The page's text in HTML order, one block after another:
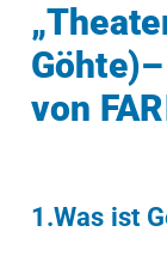
von
1.Was ist